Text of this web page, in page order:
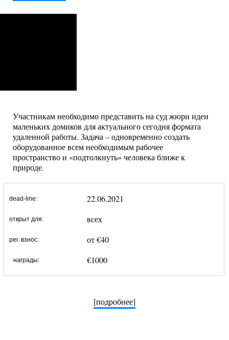
Участникам необходимо представить на суд жюри идеи
маленьких домиков для актуального сегодня формата
удаленной работы. Задача – одновременно создать
оборудованное всем необходимым рабочее
пространство и «подтолкнуть» человека ближе к
природе.
dead-line: 22.06.2021
открыт для: всех
рег. взнос: от €40
награды: €1000
[подробнее]